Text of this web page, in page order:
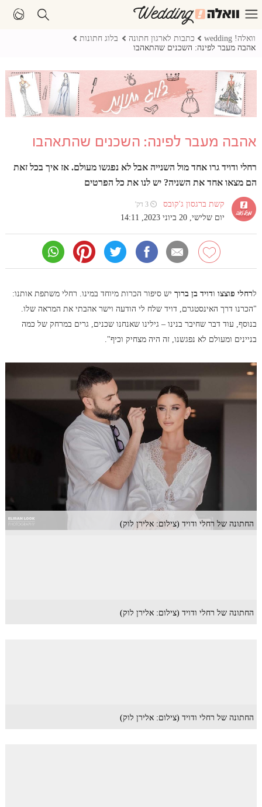
וואלה! wedding כתבות לארגון חתונה
בלוג חתונות
אהבה מעבר לפינה: השכנים שהתאהבו
אהבה מעבר לפינה: השכנים שהתאהבו
רחלי ודויד גרו אחד מול השנייה אבל לא נפגשו מעולם. אז איך בכל זאת
הם מצאו אחד את השניה? יש לנו את כל הפרטים
קשת ברגסון ג'קובס ⏲ 3 דק'
יום שלישי, 20 ביוני 2023, 14:11
לרחלי פוצצוודויד בן ברוךיש סיפור הכרות מיוחד במינו. רחלי משתפת אותנו:
"הכרנו דרך האינסטגרם, דויד שלח לי הודעה וישר אהבתי את המראה שלו.
בנוסף, עוד דבר שחיבר בנינו – גילינו שאנחנו שכנים, גרים במרחק של כמה
בניינים ומעולם לא נפגשנו, זה היה מצחיק וכיף".
החתונה של רחלי ודויד (צילום: אלירן לוק)
החתונה של רחלי ודויד (צילום: אלירן לוק)
החתונה של רחלי ודויד (צילום: אלירן לוק)